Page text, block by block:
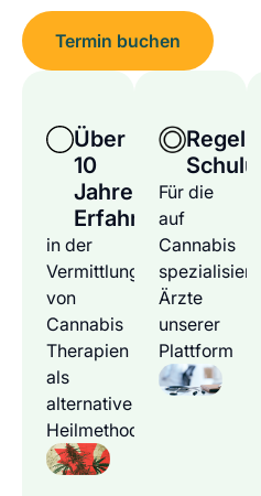
Termin buchen
Über
10
Jahre
Erfahrung
in der
Vermittlung
von
Cannabis
Therapien
als
alternative
Heilmethode
Für die
auf
Cannabis
Ärzte
unserer
Plattform